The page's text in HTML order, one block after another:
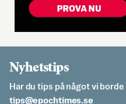
Nyhetstips
Har du tips på något vi borde
es.semithcope@spit